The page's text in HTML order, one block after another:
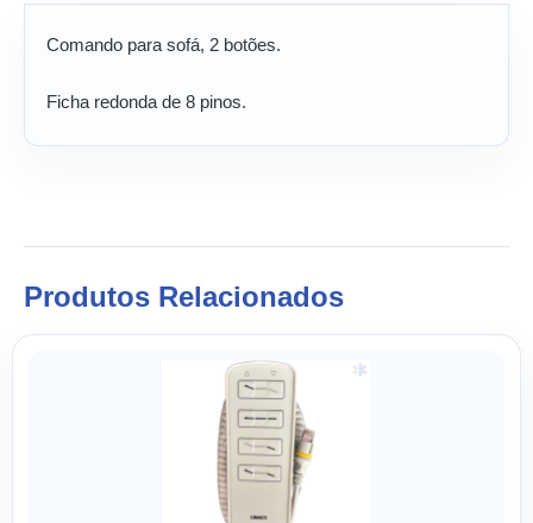
Comando para sofá, 2 botões.
Ficha redonda de 8 pinos.
Produtos Relacionados